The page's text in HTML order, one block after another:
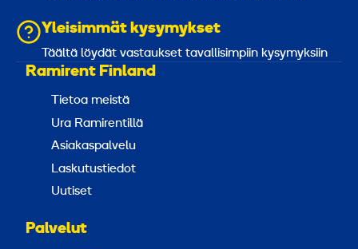
Yleisimmät kysymykset
Täältä löydät vastaukset tavallisimpiin kysymyksiin
Ramirent Finland
Tietoa meistä
Ura Ramirentillä
Asiakaspalvelu
Laskutustiedot
Uutiset
Palvelut